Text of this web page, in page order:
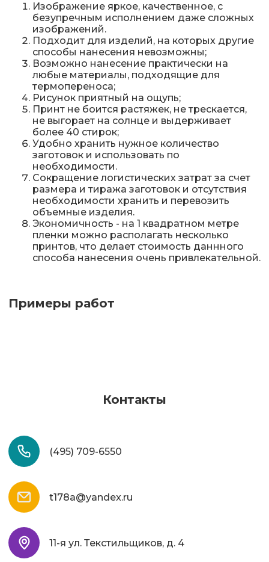
Изображение яркое, качественное, с
безупречным исполнением даже сложных
изображений.
Подходит для изделий, на которых другие
способы нанесения невозможны;
Возможно нанесение практически на
любые материалы, подходящие для
термопереноса;
Рисунок приятный на ощупь;
Принт не боится растяжек, не трескается,
не выгорает на солнце и выдерживает
более 40 стирок;
Удобно хранить нужное количество
заготовок и использовать по
необходимости.
Сокращение логистических затрат за счет
размера и тиража заготовок и отсутствия
необходимости хранить и перевозить
объемные изделия.
Экономичность - на 1 квадратном метре
пленки можно располагать несколько
принтов, что делает стоимость даннного
способа нанесения очень привлекательной.
Примеры работ
Контакты
(495) 709-6550
t178a@yandex.ru
11-я ул. Текстильщиков, д. 4